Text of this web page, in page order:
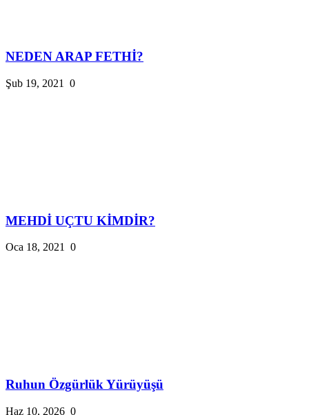
NEDEN ARAP FETHİ?
Şub 19, 2021 0
MEHDİ UÇTU KİMDİR?
Oca 18, 2021 0
Ruhun Özgürlük Yürüyüşü
Haz 10, 2026 0